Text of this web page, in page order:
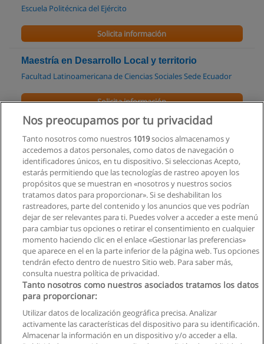
Escuela Politécnica del Ejército
Solicita información
Maestría en Desarrollo Local y territorio
Facultad Latinoamericana de Ciencias Sociales Sede Ecuador
Solicita información
Maestría en Dirección de Empresas (MBA)
Universidad Andina Simón Bolívar
Solicita información
MBA en Dirección Estratégica
UIDE - Universidad Internacional de Ecuador
Solicita información
Privacidad de datos
Nos preocupamos por tu privacidad
Tanto nosotros como nuestros 1019socios almacenamos y
accedemos a datos personales, como datos de navegación o
identificadores únicos, en tu dispositivo. Si seleccionas Acepto,
estarás permitiendo que las tecnologías de rastreo apoyen los
propósitos que se muestran en «nosotros y nuestros socios
tratamos datos para proporcionar». Si se deshabilitan los
rastreadores, parte del contenido y los anuncios que ves podrían
dejar de ser relevantes para ti. Puedes volver a acceder a este menú
para cambiar tus opciones o retirar el consentimiento en cualquier
momento haciendo clic en el enlace «Gestionar las preferencias»
que aparece en el en la parte inferior de la página web. Tus opciones
tendrán efecto dentro de nuestro Sitio web. Para saber más,
consulta nuestra política de privacidad.
Tanto nosotros como nuestros asociados tratamos los datos
para proporcionar:
Utilizar datos de localización geográfica precisa. Analizar
activamente las características del dispositivo para su identificación.
Almacenar la información en un dispositivo y/o acceder a ella.